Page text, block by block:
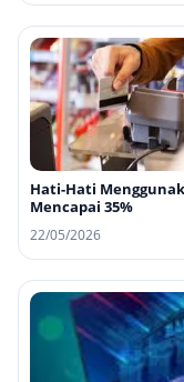
Hati-Hati
Mencapai 35%
22/05/2026